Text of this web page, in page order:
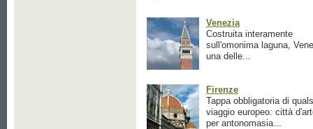
Venezia
Costruita interamente
sull'omonima laguna,
una delle...
Firenze
Tappa obbligatoria di
viaggio europeo: città
per antonomasia...